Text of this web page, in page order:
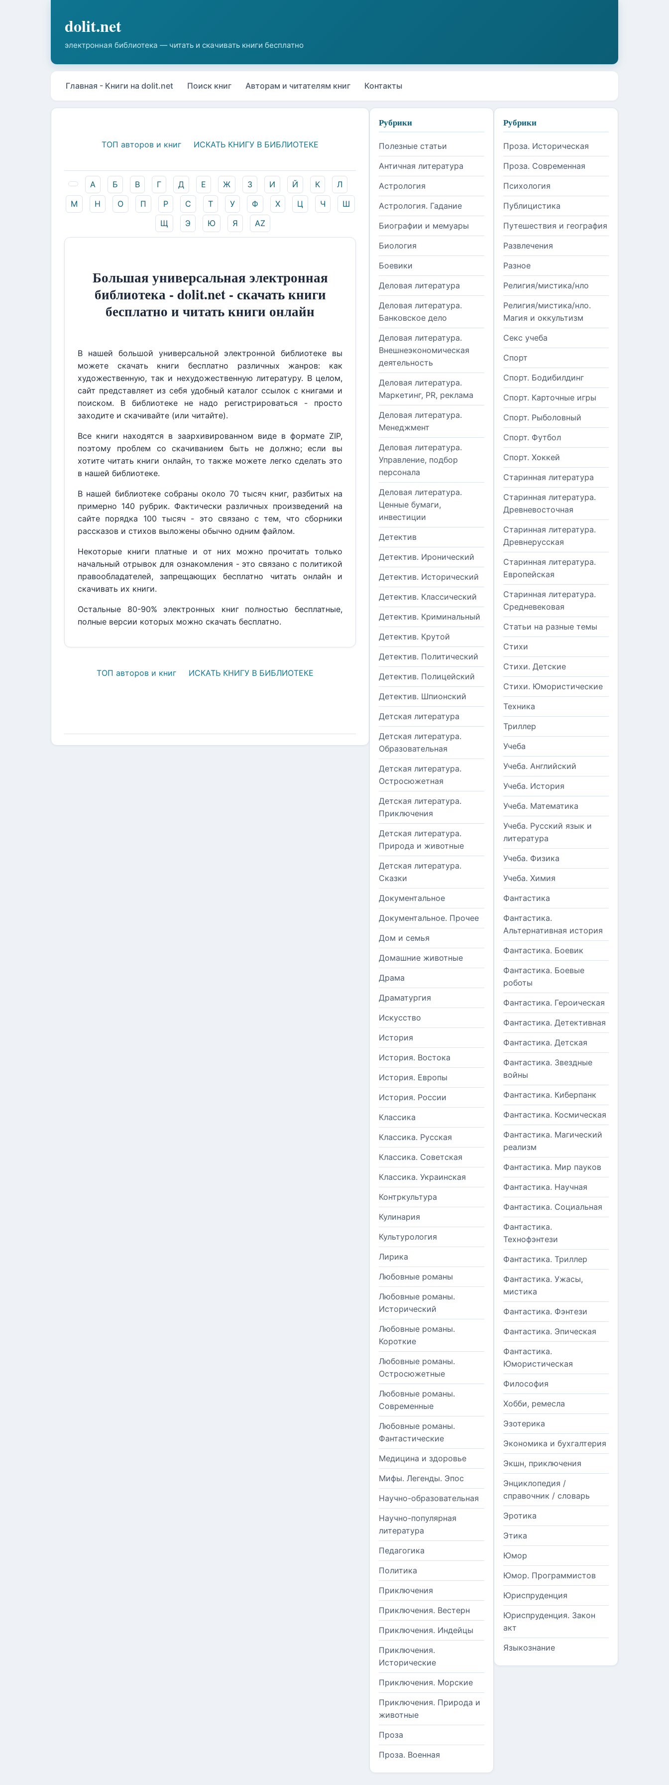
Главная - Книги на dolit.net Поиск книг Авторам и читателям книг Контакты
ТОП авторов и книг ИСКАТЬ КНИГУ В БИБЛИОТЕКЕ
А Б В Г Д Е Ж З И Й К
Л
М
Н О П Р С Т У Ф Х Ц Ч
Ш
Щ
Э Ю Я AZ
Большая универсальная электронная
библиотека - dolit.net - скачать книги
бесплатно и читать книги онлайн
В нашей большой универсальной электронной библиотеке вы
можете скачать книги бесплатно различных жанров: как
художественную, так и нехудожественную литературу. В целом,
сайт представляет из себя удобный каталог ссылок с книгами и
поиском. В библиотеке не надо регистрироваться - просто
заходите и скачивайте (или читайте).
Все книги находятся в заархивированном виде в формате ZIP,
поэтому проблем со скачиванием быть не должно; если вы
хотите читать книги онлайн, то также можете легко сделать это
в нашей библиотеке.
В нашей библиотеке собраны около 70 тысяч книг, разбитых на
примерно 140 рубрик. Фактически различных произведений на
сайте порядка 100 тысяч - это связано с тем, что сборники
рассказов и стихов выложены обычно одним файлом.
Некоторые книги платные и от них можно прочитать только
начальный отрывок для ознакомления - это связано с политикой
правообладателей, запрещающих бесплатно читать онлайн и
скачивать их книги.
Остальные 80-90% электронных книг полностью бесплатные,
полные версии которых можно скачать бесплатно.
ТОП авторов и книг ИСКАТЬ КНИГУ В БИБЛИОТЕКЕ
Рубрики
Полезные статьи
Античная литература
Астрология
Астрология. Гадание
Биографии и мемуары
Биология
Боевики
Деловая литература
Деловая литература.
Банковское дело
Деловая литература.
Внешнеэкономическая
деятельность
Деловая литература.
Маркетинг, PR, реклама
Деловая литература.
Менеджмент
Деловая литература.
Управление, подбор
персонала
Деловая литература.
Ценные бумаги,
инвестиции
Детектив
Детектив. Иронический
Детектив. Исторический
Детектив. Классический
Детектив. Криминальный
Детектив. Крутой
Детектив. Политический
Детектив. Полицейский
Детектив. Шпионский
Детская литература
Детская литература.
Образовательная
Детская литература.
Остросюжетная
Детская литература.
Приключения
Детская литература.
Природа и животные
Детская литература.
Сказки
Документальное
Документальное. Прочее
Дом и семья
Домашние животные
Драма
Драматургия
Искусство
История
История. Востока
История. Европы
История. России
Классика
Классика. Русская
Классика. Советская
Классика. Украинская
Контркультура
Кулинария
Культурология
Лирика
Любовные романы
Любовные романы.
Исторический
Любовные романы.
Короткие
Любовные романы.
Остросюжетные
Любовные романы.
Современные
Любовные романы.
Фантастические
Медицина и здоровье
Мифы. Легенды. Эпос
Научно-образовательная
Научно-популярная
литература
Педагогика
Политика
Приключения
Приключения. Вестерн
Приключения. Индейцы
Приключения.
Исторические
Приключения. Морские
Приключения. Природа и
животные
Проза
Проза. Военная
Рубрики
Проза. Историческая
Проза. Современная
Психология
Публицистика
Путешествия и география
Развлечения
Разное
Религия/мистика/нло
Религия/мистика/нло.
Магия и оккультизм
Секс учеба
Спорт
Спорт. Бодибилдинг
Спорт. Карточные игры
Спорт. Рыболовный
Спорт. Футбол
Спорт. Хоккей
Старинная литература
Старинная литература.
Древневосточная
Старинная литература.
Древнерусская
Старинная литература.
Европейская
Старинная литература.
Средневековая
Статьи на разные темы
Стихи
Стихи. Детские
Стихи. Юмористические
Техника
Триллер
Учеба
Учеба. Английский
Учеба. История
Учеба. Математика
Учеба. Русский язык и
литература
Учеба. Физика
Учеба. Химия
Фантастика
Фантастика.
Альтернативная история
Фантастика. Боевик
Фантастика. Боевые
роботы
Фантастика. Героическая
Фантастика. Детективная
Фантастика. Детская
Фантастика. Звездные
войны
Фантастика. Киберпанк
Фантастика. Космическая
Фантастика. Магический
реализм
Фантастика. Мир пауков
Фантастика. Научная
Фантастика. Социальная
Фантастика.
Технофэнтези
Фантастика. Триллер
Фантастика. Ужасы,
мистика
Фантастика. Фэнтези
Фантастика. Эпическая
Фантастика.
Юмористическая
Философия
Хобби, ремесла
Эзотерика
Экономика и бухгалтерия
Экшн, приключения
Энциклопедия /
справочник / словарь
Эротика
Этика
Юмор
Юмор. Программистов
Юриспруденция
Юриспруденция. Закон
акт
Языкознание